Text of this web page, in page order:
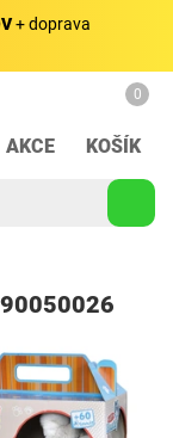
+ doprava
AKCE
0
KOŠÍK